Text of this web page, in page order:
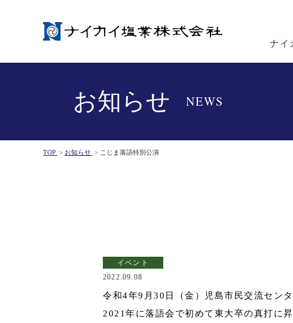
ナイ
お知らせ NEWS
TOP > お知らせ > こじま落語特別公演
イベント
2022.09.08
令和4年9月30日（金）児島市民交流セン
2021年に落語会で初めて東大卒の真打に